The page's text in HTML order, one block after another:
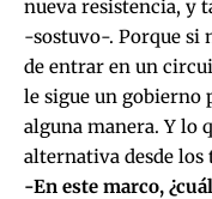
nueva resistencia, y
-sostuvo-. Porque si
de entrar en un
le sigue un gobierno
alguna manera. Y lo
alternativa desde los
-En este marco,